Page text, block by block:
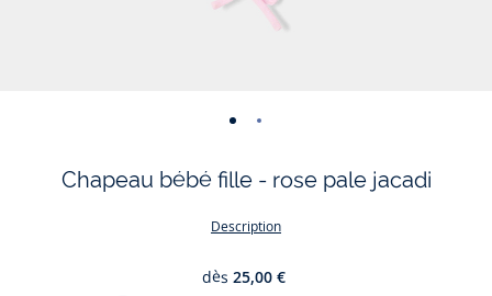
-
01 02
Chapeau bébé fille - rose pale jacadi
Description
dès 25,00 €